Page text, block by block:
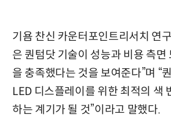
기욤 찬신 카운터포인트리서치 연
은 퀀텀닷 기술이 성능과 비용 측면
을 충족했다는 것을 보여준다”며 “
LED 디스플레이를 위한 최적의 색
하는 계기가 될 것”이라고 말했다.